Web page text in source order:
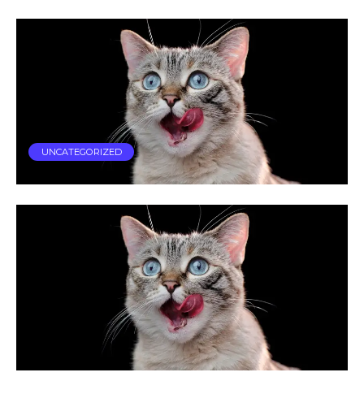
UNCATEGORIZED